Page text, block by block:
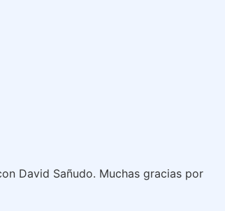
David Sañudo. Muchas gracias por